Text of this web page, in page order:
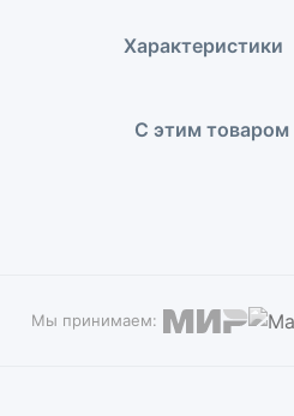
Характеристики
С этим товаром
Мы принимаем: